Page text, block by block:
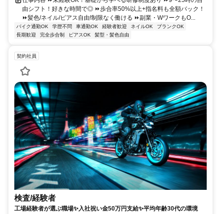
由シフト！好きな時間で◎ ⏩歩合率50%以上+指名料も全額バック！
⏩髪色/ネイル/ピアス自由!制限なく働ける ⏩副業・WワークもO...
バイク通勤OK 学歴不問 車通勤OK 経験者歓迎 ネイルOK
ブランクOK
長期歓迎
完全歩合制 ピアスOK 髪型・髪色自由
契約社員
検査/経験者
工場経験者が選ぶ職場✨入社祝い金50万円支給✨平均年齢30代の環境